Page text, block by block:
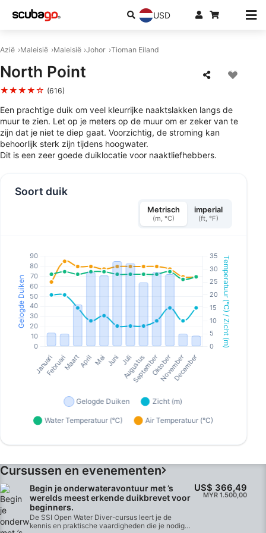
USD
Azië Maleisië Maleisië Johor Tioman Eiland
North Point
★★★★☆ (616)
Een prachtige duik om veel kleurrijke naaktslakken langs de
muur te zien. Let op je meters op de muur om er zeker van te
zijn dat je niet te diep gaat. Voorzichtig, de stroming kan
behoorlijk sterk zijn tijdens hoogwater.
Dit is een zeer goede duiklocatie voor naaktliefhebbers.
Soort duik
Metrisch
(m, °C)
imperial
(ft, °F)
Cursussen en evenementen
Begin je onderwateravontuur met ’s
werelds meest erkende duikbrevet voor
beginners.
De SSI Open Water Diver-cursus leert je de
kennis en praktische vaardigheden die je nodig
US$ 366,49
MYR 1.500,00